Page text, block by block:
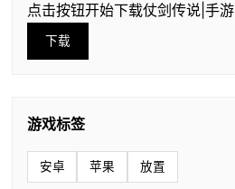
点击按钮开始下载仗剑传说|手游
下载
游戏标签
安卓 苹果 放置